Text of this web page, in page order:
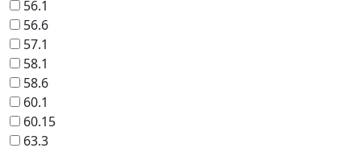
56.1
56.6
57.1
58.1
58.6
60.1
60.15
63.3